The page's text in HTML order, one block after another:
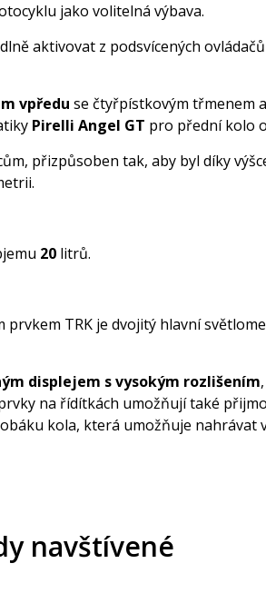
jako volitelná výbava.
aktivovat z podsvícených
vpředu se čtyřpístkovým třmenem
Pirelli Angel GT pro přední kolo
přizpůsoben tak, aby byl díky
20 litrů.
TRK je dvojitý hlavní
displejem s vysokým rozlišením
na řídítkách umožňují také
kola, která umožňuje nahrávat
navštívené